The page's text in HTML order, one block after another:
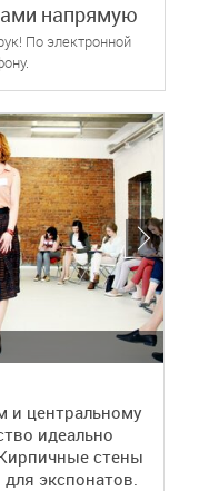
напрямую
По электронной
и центральному
идеально
стены
экспонатов.